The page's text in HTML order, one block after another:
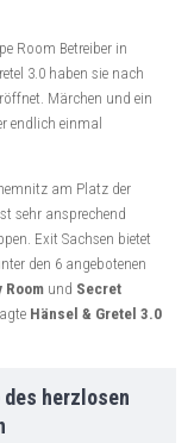
Room Betreiber in
3.0 haben sie nach
Märchen und ein
endlich einmal
am Platz der
sehr ansprechend
Exit Sachsen bietet
den 6 angebotenen
Room und Secret
Hänsel & Gretel 3.0
des herzlosen